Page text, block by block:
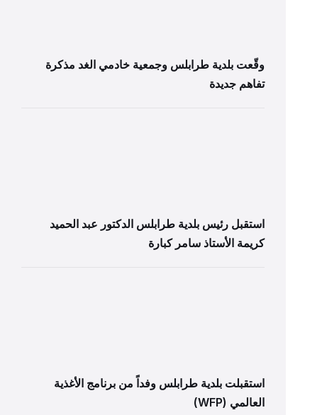
وقّعت بلدية طرابلس وجمعية خادمي الغد مذكرة
تفاهم جديدة
استقبل رئيس بلدية طرابلس الدكتور عبد الحميد
كريمة الأستاذ سامر كبارة
استقبلت بلدية طرابلس وفداً من برنامج الأغذية
العالمي (WFP)